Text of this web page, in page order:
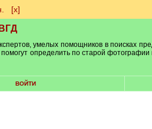
[х]
умелых помощников в поисках
определить по старой
ВОЙТИ